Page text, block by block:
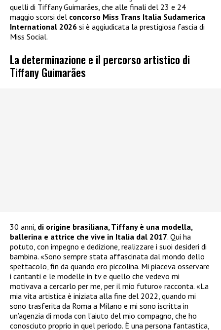
quelli di Tiffany Guimarães, che alle finali del 23 e 24
maggio scorsi del concorso Miss Trans Italia Sudamerica
International 2026 si è aggiudicata la prestigiosa fascia di
Miss Social.
La determinazione e il percorso artistico di
Tiffany Guimarães
30 anni, di origine brasiliana, Tiffany è una modella,
ballerina e attrice che vive in Italia dal 2017. Qui ha
potuto, con impegno e dedizione, realizzare i suoi desideri di
bambina. «Sono sempre stata affascinata dal mondo dello
spettacolo, fin da quando ero piccolina. Mi piaceva osservare
i cantanti e le modelle in tv e quello che vedevo mi
motivava a cercarlo per me, per il mio futuro» racconta. «La
mia vita artistica è iniziata alla fine del 2022, quando mi
sono trasferita da Roma a Milano e mi sono iscritta in
un’agenzia di moda con l’aiuto del mio compagno, che ho
conosciuto proprio in quel periodo. È una persona fantastica,